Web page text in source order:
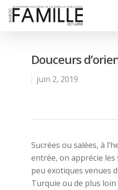
Douceurs
juin 2, 2019
Sucrées ou salées, à
entrée, on apprécie les
peu exotiques venues
Turquie ou de plus loin